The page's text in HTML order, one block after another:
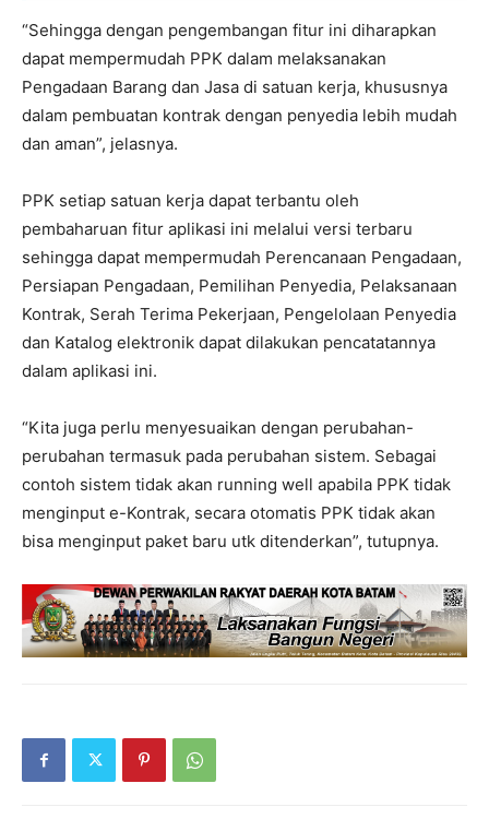
“Sehingga dengan pengembangan fitur ini diharapkan
dapat mempermudah PPK dalam melaksanakan
Pengadaan Barang dan Jasa di satuan kerja, khususnya
dalam pembuatan kontrak dengan penyedia lebih mudah
dan aman”, jelasnya.
PPK setiap satuan kerja dapat terbantu oleh
pembaharuan fitur aplikasi ini melalui versi terbaru
sehingga dapat mempermudah Perencanaan Pengadaan,
Persiapan Pengadaan, Pemilihan Penyedia, Pelaksanaan
Kontrak, Serah Terima Pekerjaan, Pengelolaan Penyedia
dan Katalog elektronik dapat dilakukan pencatatannya
dalam aplikasi ini.
“Kita juga perlu menyesuaikan dengan perubahan-
perubahan termasuk pada perubahan sistem. Sebagai
contoh sistem tidak akan running well apabila PPK tidak
menginput e-Kontrak, secara otomatis PPK tidak akan
bisa menginput paket baru utk ditenderkan”, tutupnya.